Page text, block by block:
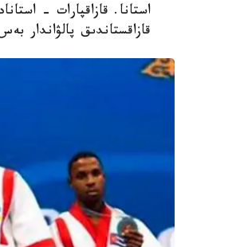
استانا. قازاقپارات -
قازاقستاندىق پالۋاندار